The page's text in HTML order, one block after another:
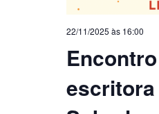
22/11/2025 às 16:00